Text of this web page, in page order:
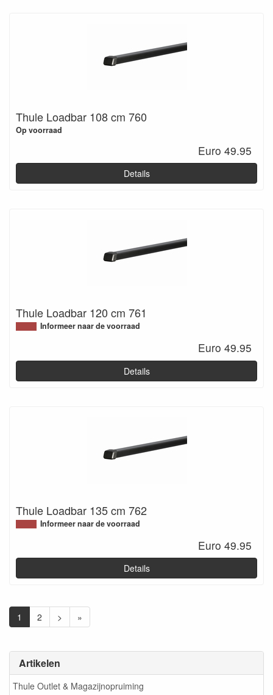
Artikelen
Thule Outlet & Magazijnopruiming
Thule Loadbar 108 cm 760
Op voorraad
Euro 49.95
Details
Thule Loadbar 120 cm 761
Informeer naar de voorraad
Euro 49.95
Details
Thule Loadbar 135 cm 762
Informeer naar de voorraad
Euro 49.95
Details
1 2 > »